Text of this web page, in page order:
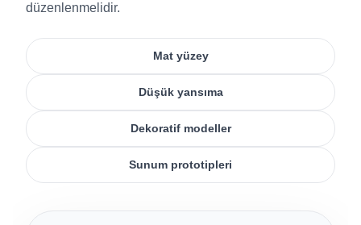
düzenlenmelidir.
Mat yüzey
Düşük yansıma
Dekoratif modeller
Sunum prototipleri